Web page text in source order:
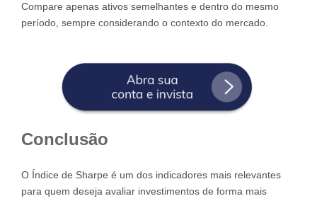
Compare apenas ativos semelhantes e dentro do mesmo
período, sempre considerando o contexto do mercado.
Conclusão
O Índice de Sharpe é um dos indicadores mais relevantes
para quem deseja avaliar investimentos de forma mais